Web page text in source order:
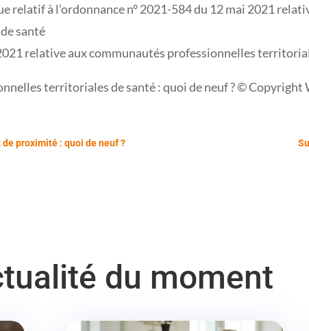
relatif à l’ordonnance n° 2021-584 du 12 mai 2021
santé
relative aux communautés professionnelles
territoriales de santé : quoi de neuf ? © Copyright
proximité : quoi de neuf ?
du moment